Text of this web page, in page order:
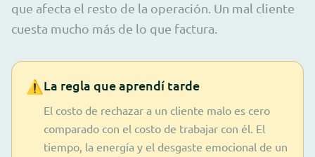
que afecta el resto de la operación. Un mal cliente
cuesta mucho más de lo que factura.
⚠️La regla que aprendí tarde
El costo de rechazar a un cliente malo es cero
comparado con el costo de trabajar con él. El
tiempo, la energía y el desgaste emocional de un